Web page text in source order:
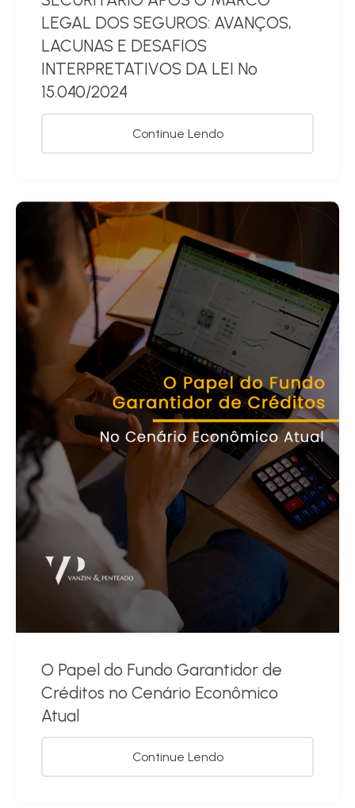
LEGAL DOS SEGUROS: AVANÇOS,
LACUNAS E DESAFIOS
INTERPRETATIVOS DA LEI Nº
15.040/2024
Continue Lendo
O Papel do Fundo Garantidor de
Créditos no Cenário Econômico
Atual
Continue Lendo